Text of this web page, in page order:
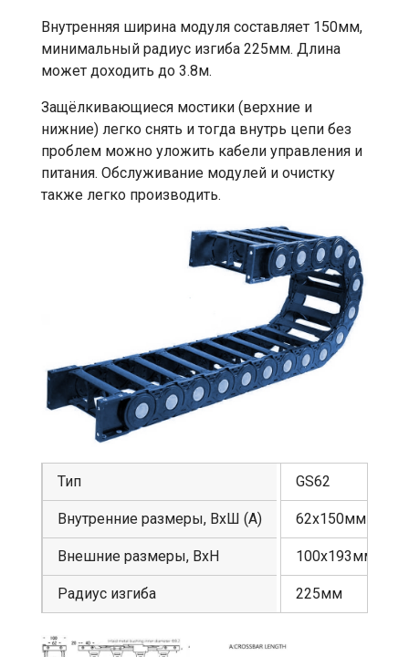
Внутренняя ширина модуля составляет 150мм,
минимальный радиус изгиба 225мм. Длина
может доходить до 3.8м.
Защёлкивающиеся мостики (верхние и
нижние) легко снять и тогда внутрь цепи без
проблем можно уложить кабели управления и
питания. Обслуживание модулей и очистку
также легко производить.
Тип
Внутренние размеры, ВхШ (А)
Внешние размеры, ВхН
Радиус изгиба
GS62
62х150мм
100х193мм
225мм